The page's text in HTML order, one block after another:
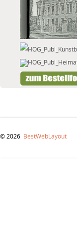
© 2026 BestWebLayout